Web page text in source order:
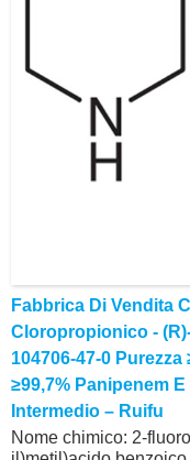
Fabbrica Di Vendita
Cloropropionico -
104706-47-0 Purezza
≥99,7% Panipenem
Intermedio – Ruifu
Nome chimico: 2-